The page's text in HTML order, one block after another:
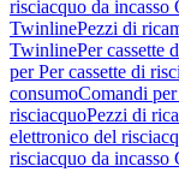
risciacquo da incasso
TwinlinePezzi di
TwinlinePer cassette
per Per cassette di
consumoComandi
risciacquoPezzi di
elettronico del
risciacquo da incasso